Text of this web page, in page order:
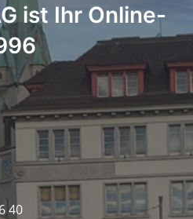
ist Ihr Online-
40